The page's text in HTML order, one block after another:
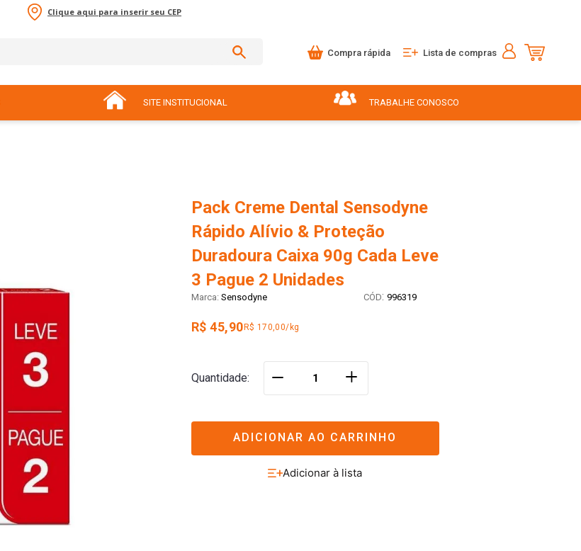
Clique aqui para inserir seu CEP
Compra rápida Lista de compras
SITE INSTITUCIONAL TRABALHE CONOSCO
Pack Creme Dental Sensodyne
Rápido Alívio & Proteção
Duradoura Caixa 90g Cada Leve
3 Pague 2 Unidades
Sensodyne : 996319
R$ 45,90R$ 170,00/kg
Quantidade ＋
ADICIONAR AO CARRINHO